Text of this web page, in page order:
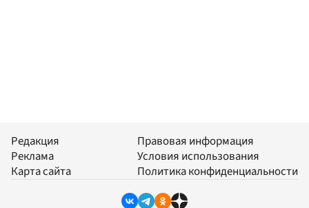
Редакция
Реклама
Карта сайта
Правовая информация
Условия использования
Политика конфиденциальности